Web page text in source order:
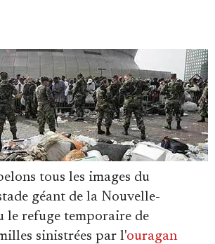
de presse
Newsletter
Faire un don
Demander à Vera
Se connecter
tous les images du
géant de la Nouvelle-
le refuge temporaire de
sinistrées par l'ouragan